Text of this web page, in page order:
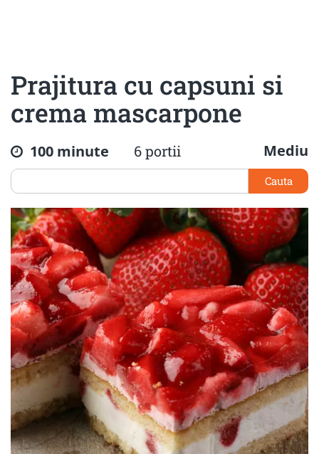
Prajitura cu capsuni si
crema mascarpone
100 minute 6 portii Mediu
Cauta